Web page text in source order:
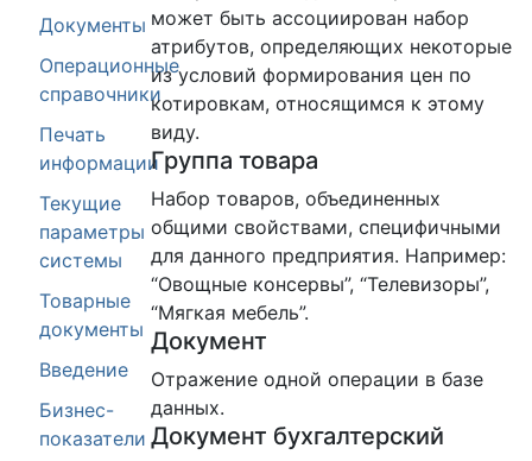
Документы
Операционные
справочники
Печать
информации
Текущие
параметры
системы
Товарные
документы
Введение
Бизнес-
показатели
может быть ассоциирован набор
атрибутов, определяющих некоторые
из условий формирования цен по
котировкам, относящимся к этому
виду.
Группа товара
Набор товаров, объединенных
общими свойствами, специфичными
для данного предприятия. Например:
“Овощные консервы”, “Телевизоры”,
“Мягкая мебель”.
Документ
Отражение одной операции в базе
данных.
Документ бухгалтерский